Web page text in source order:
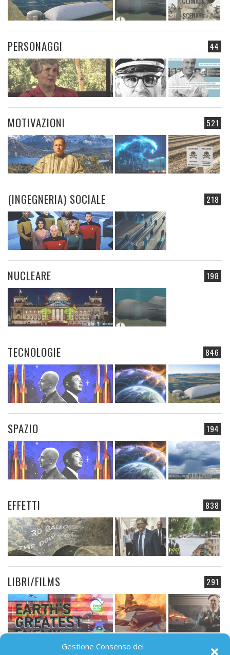
Gestione Consenso dei
44
PERSONAGGI
521
MOTIVAZIONI
218
(INGEGNERIA) SOCIALE
198
NUCLEARE
846
TECNOLOGIE
194
SPAZIO
838
EFFETTI
291
LIBRI/FILMS